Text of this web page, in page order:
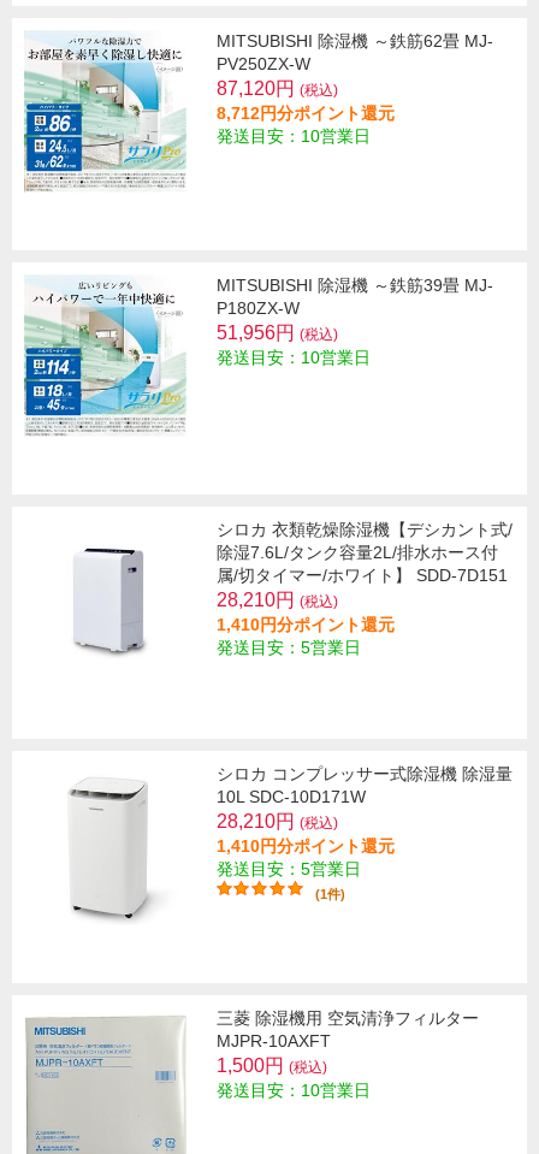
MITSUBISHI 除湿機 ～鉄筋62畳 MJ-
PV250ZX-W
87,120円 (税込)
8,712円分ポイント還元
発送目安：10営業日
MITSUBISHI 除湿機 ～鉄筋39畳 MJ-
P180ZX-W
51,956円 (税込)
発送目安：10営業日
シロカ 衣類乾燥除湿機【デシカント式/
除湿7.6L/タンク容量2L/排水ホース付
属/切タイマー/ホワイト】 SDD-7D151
28,210円 (税込)
1,410円分ポイント還元
発送目安：5営業日
シロカ コンプレッサー式除湿機 除湿量
10L SDC-10D171W
28,210円 (税込)
1,410円分ポイント還元
発送目安：5営業日
(1件)
三菱 除湿機用 空気清浄フィルター
MJPR-10AXFT
1,500円 (税込)
発送目安：10営業日